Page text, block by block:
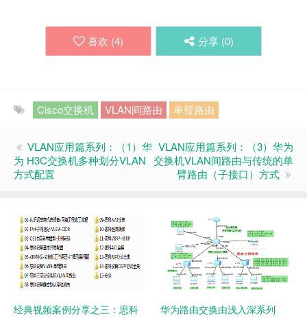
喜欢 (4) 分享 (0)
Cisco交换机 VLAN间路由 单臂路由
VLAN应用篇系列：（1）华
为 H3C交换机多种划分VLAN
方式配置
VLAN应用篇系列：（3）华为
交换机VLAN间路由与传统的单
臂路由（子接口）方式
经典视频案例分享之三：思科
华为路由交换由浅入深系列